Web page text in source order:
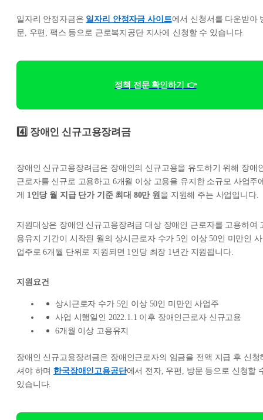
일자리 안정자금은 일자리 안정자금 사이트에서 신청서를 다운받아
문, 우편, 팩스 등으로 근로복지공단 지사에 신청할 수 있습니다.
정책 전문 확인하기 👉
4️⃣ 장애인 신규고용장려금
장애인 신규고용장려금은 장애인의 신규고용을 유도하기 위해 장애
근로자를 신규로 고용하고 6개월 이상 고용을 유지한 소규모 사업주
게 1인당 월 지급 단가 기준 최대 80만 원 을 지원해 주는 사업입니다.
지원대상은 장애인 신규고용장려금 대상 장애인 근로자를 고용하여
용유지 기간이 시작된 월의 상시근로자 수가 5인 이상 50인 미만인 사
업주로 6개월 단위로 지원되면 1인당 최장 1년간 지원됩니다.
지원요건
상시근로자 수가 5인 이상 50인 미만인 사업주
사업 시행일인 2022.1.1 이후 장애인근로자 신규고용
6개월 이상 고용유지
장애인 신규고용장려금은 장애인근로자의 임금을 전액 지급 후 신청
셔야 하며 한국장애인고용공단에서 전자, 우편, 방문 등으로 신청할
있습니다.